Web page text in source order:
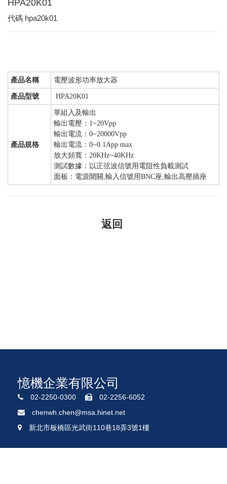
HPA20K01
代碼 hpa20k01
產品名稱 電壓波形功率放大器
產品型號 HPA20K01
產品規格
單組入及輸出
輸出電壓：1~20Vpp
輸出電流：0~20000Vpp
輸出電流：0~0.1App max
放大頻寬：20KHz~40KHz
測試數據：以正弦波信號用電阻性負載測試
面板：電源開關,輸入信號用BNC座,輸出高壓插座
憶機企業有限公司
02-2250-0300
02-2256-6052
chenwh.chen@msa.hinet.net
新北市板橋區光武街110巷18弄3號1樓